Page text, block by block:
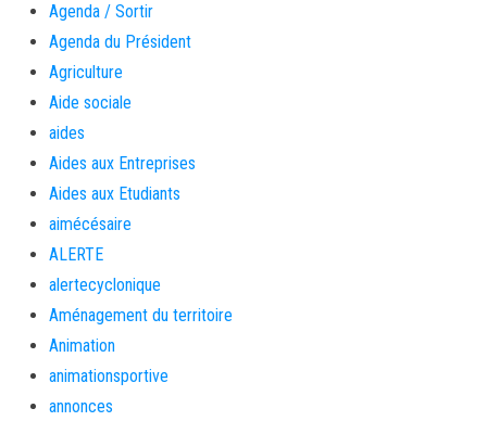
Agenda / Sortir
Agenda du Président
Agriculture
Aide sociale
aides
Aides aux Entreprises
Aides aux Etudiants
aimécésaire
ALERTE
alertecyclonique
Aménagement du territoire
Animation
animationsportive
annonces